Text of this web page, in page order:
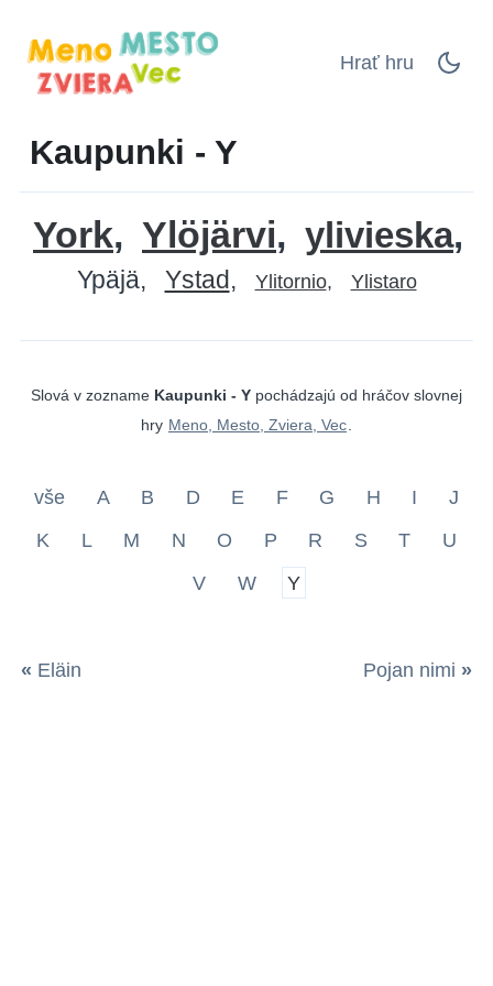
Hrať hru
Kaupunki - Y
York Ylöjärvi ylivieska
Ypäjä Ystad Ylitornio Ylistaro
Slová v zozname Kaupunki - Y pochádzajú od hráčov slovnej
hry Meno, Mesto, Zviera, Vec
vše A B D E F G H I
J
K
L M N O P R S T
U
V
W Y
« Eläin Pojan nimi »